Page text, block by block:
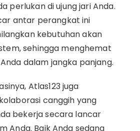
perlukan di ujung jari Anda.
antar perangkat ini
kebutuhan akan
sehingga menghemat
dalam jangka panjang.
Atlas123 juga
canggih yang
bekerja secara lancar
Anda. Baik Anda sedang